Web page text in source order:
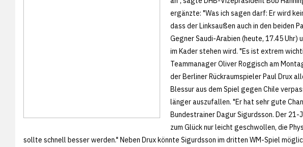
ergänzte: "Was ich sagen darf: Er wird
dass der Linksaußen auch in den beiden
Gegner Saudi-Arabien (heute, 17.45 Uhr)
im Kader stehen wird. "Es ist extrem
Teammanager Oliver Roggisch am
der Berliner Rückraumspieler Paul Drux
Blessur aus dem Spiel gegen Chile
länger auszufallen. "Er hat sehr gute
Bundestrainer Dagur Sigurdsson. Der
zum Glück nur leicht geschwollen, die
sollte schnell besser werden." Neben Drux könnte Sigurdsson im dritten WM-Spiel